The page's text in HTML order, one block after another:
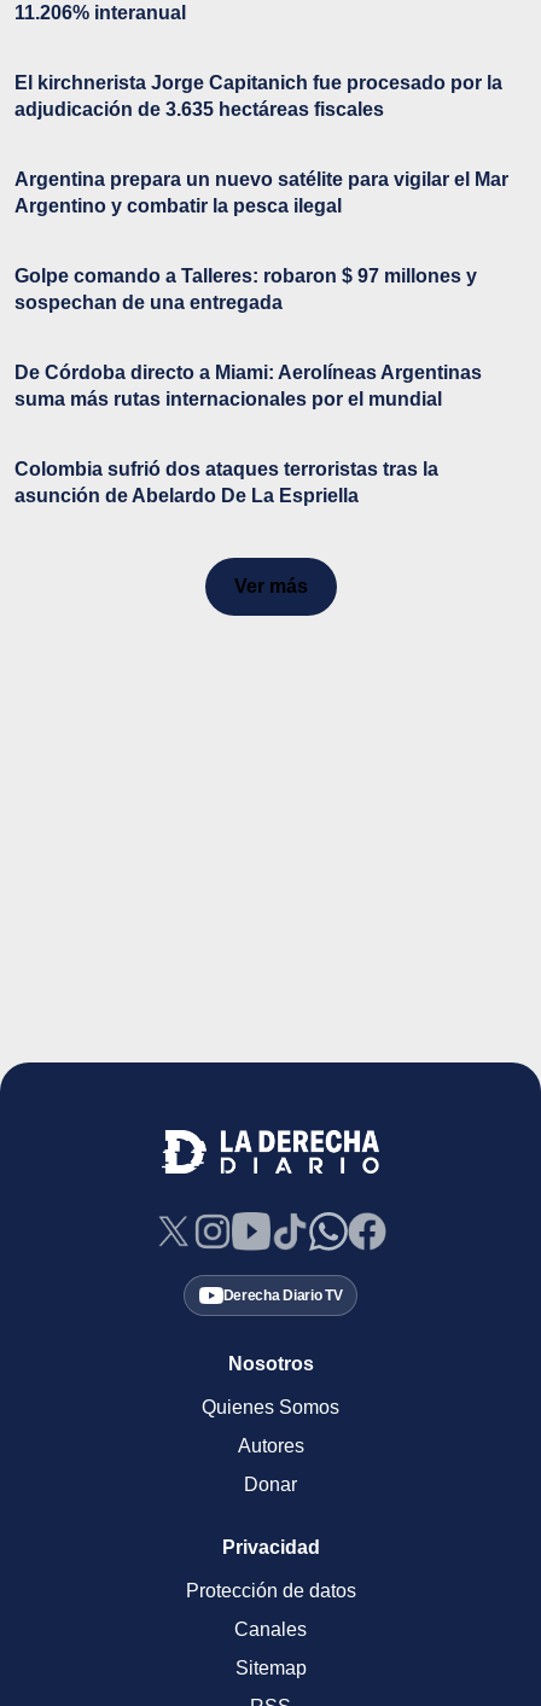
11.206% interanual
El kirchnerista Jorge Capitanich fue procesado por la
adjudicación de 3.635 hectáreas fiscales
Argentina prepara un nuevo satélite para vigilar el Mar
Argentino y combatir la pesca ilegal
Golpe comando a Talleres: robaron $ 97 millones y
sospechan de una entregada
De Córdoba directo a Miami: Aerolíneas Argentinas
suma más rutas internacionales por el mundial
Colombia sufrió dos ataques terroristas tras la
asunción de Abelardo De La Espriella
Ver más
Derecha Diario TV
Nosotros
Quienes Somos
Autores
Donar
Privacidad
Protección de datos
Canales
Sitemap